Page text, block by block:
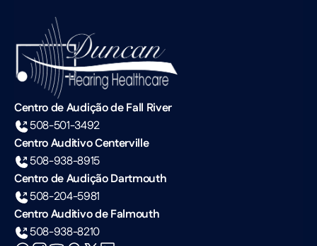
Centro de Audição de Fall River
508-501-3492
Centro Auditivo Centerville
508-938-8915
Centro de Audição Dartmouth
508-204-5981
Centro Auditivo de Falmouth
508-938-8210